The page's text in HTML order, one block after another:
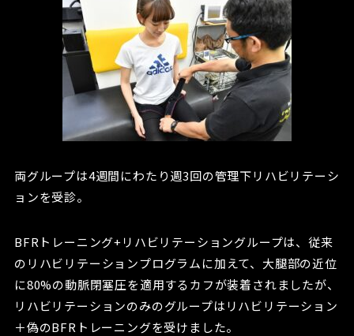
両グループは4週間にわたり週3回の管理下リハビリテーシ
ョンを受診。
BFRトレーニング+リハビリテーショングループは、従来
のリハビリテーションプログラムに加えて、大腿部の近位
に80%の動脈閉塞圧を適用するカフが装着されましたが、
リハビリテーションのみのグループはリハビリテーション
＋偽のBFRトレーニングを受けました。